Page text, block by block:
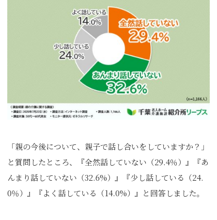
「親の今後について、親子で話し合いをしていますか？」
と質問したところ、『全然話していない（29.4％）』『あ
んまり話していない（32.6%）』『少し話している（24.
0％）』『よく話している（14.0%）』と回答しました。